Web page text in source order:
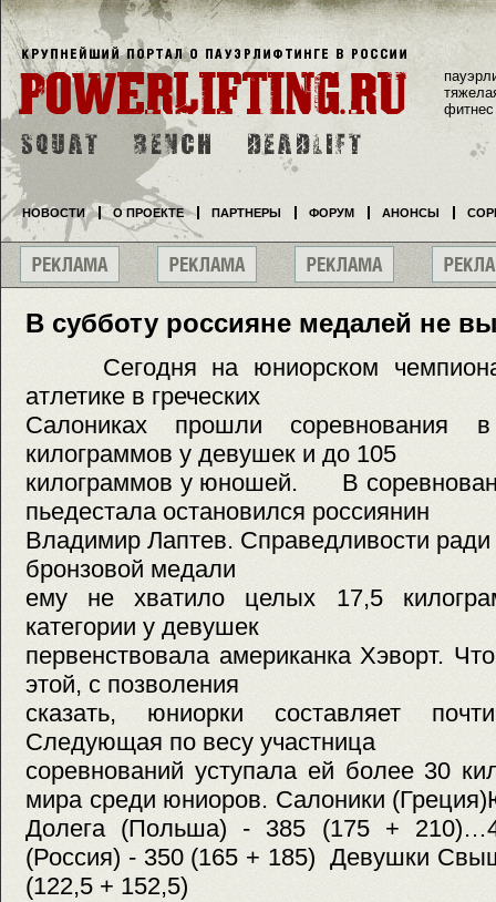
В субботу россияне медалей не
Сегодня на юниорском
атлетике в греческих
Салониках прошли соревнования
килограммов у девушек и до 105
килограммов у юношей. В
пьедестала остановился россиянин
Владимир Лаптев. Справедливости ради
бронзовой медали
ему не хватило целых 17,5
категории у девушек
первенствовала американка Хэворт.
этой, с позволения
сказать, юниорки составляет
Следующая по весу участница
соревнований уступала ей более 30
мира среди юниоров. Салоники
Долега (Польша) - 385 (175 +
(Россия) - 350 (165 + 185) Девушки
(122,5 + 152,5)
фитнес
НОВОСТИ О ПРОЕКТЕ ПАРТНЕРЫ ФОРУМ АНОНСЫ